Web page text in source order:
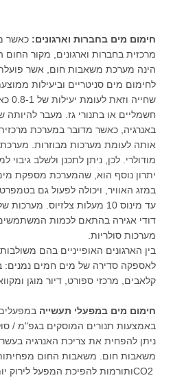
חימום מים בחברות וארגונים: כאשר
מרכזית בחברות וארגונים, מקור החום
חשמליים או בתנורי גז. מעבר
באנרגיה, כאשר מדובר במערכת
אותה לעומת מערכות מבוזרות.
מודולרי. לכן, ניתן לתכנן ולשלב
יתרון נוסף הוא, שהמערכת מספקת
במזג האוויר, ויכולה לפעול גם
עד מינוס 10 מעלות צלזיוס.
דודי אגירה בהתאם לכמות
מערכות סולריות.
בין הארגונים האופייניים בהם
לאספקה סדירה של מים חמים נמנים:
קלאבים, מרכזי ספורט, דיור מוגן
חימום מים במפעלי תעשייה
באמצעות תנורים המוסקים בגפ"מ /
ניתן להפחית את צריכת האנרגיה
משאבות חום. משאבות החום
CO2ותורמות להפיכת המפעל לירוק